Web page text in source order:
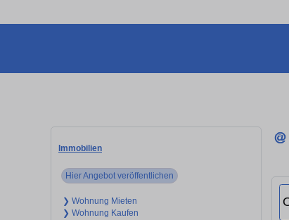
Immobilien
Hier Angebot veröffentlichen
❯ Wohnung Mieten
❯ Wohnung Kaufen